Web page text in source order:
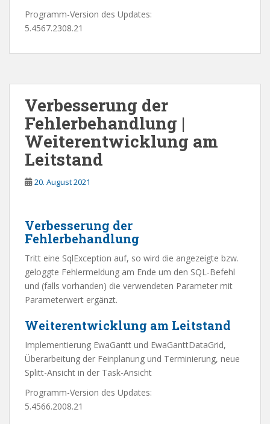
Programm-Version des Updates:
5.4567.2308.21
Verbesserung der
Fehlerbehandlung |
Weiterentwicklung am
Leitstand
20. August 2021
Verbesserung der
Fehlerbehandlung
Tritt eine SqlException auf, so wird die angezeigte bzw.
geloggte Fehlermeldung am Ende um den SQL-Befehl
und (falls vorhanden) die verwendeten Parameter mit
Parameterwert ergänzt.
Weiterentwicklung am Leitstand
Implementierung EwaGantt und EwaGanttDataGrid,
Überarbeitung der Feinplanung und Terminierung, neue
Splitt-Ansicht in der Task-Ansicht
Programm-Version des Updates:
5.4566.2008.21